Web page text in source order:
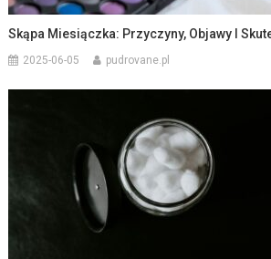
Skąpa Miesiączka: Przyczyny, Objawy I
2025-06-05 pudrovane.pl